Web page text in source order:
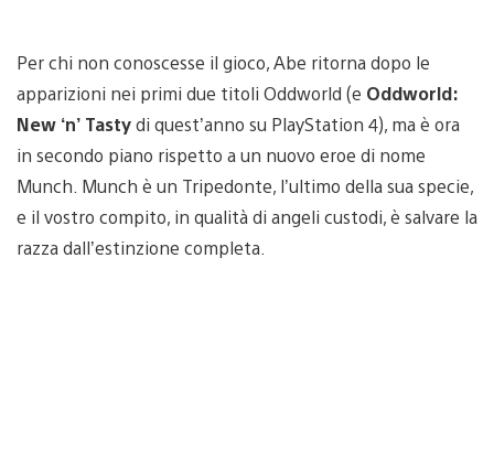
Per chi non conoscesse il gioco, Abe ritorna dopo le
apparizioni nei primi due titoli Oddworld (e Oddworld:
New ‘n’ Tastydi quest’anno su PlayStation 4), ma è ora
in secondo piano rispetto a un nuovo eroe di nome
Munch. Munch è un Tripedonte, l’ultimo della sua specie,
e il vostro compito, in qualità di angeli custodi, è salvare la
razza dall’estinzione completa.